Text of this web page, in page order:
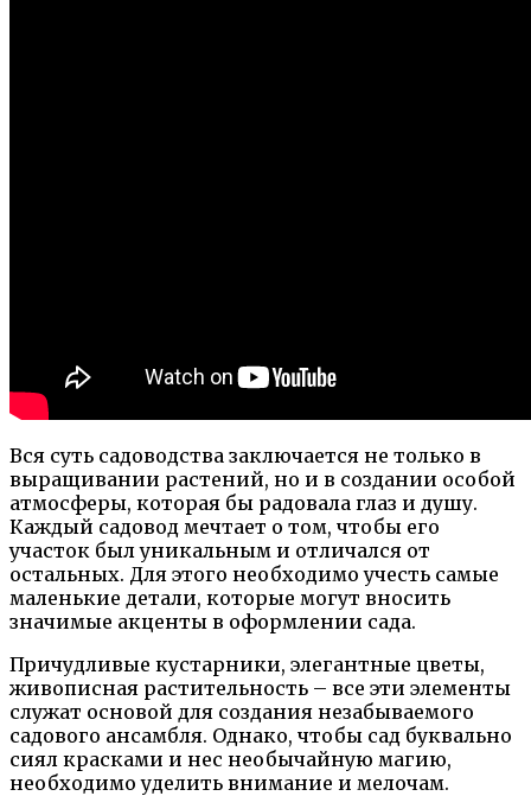
Вся суть садоводства заключается не только в
выращивании растений, но и в создании особой
атмосферы, которая бы радовала глаз и душу.
Каждый садовод мечтает о том, чтобы его
участок был уникальным и отличался от
остальных. Для этого необходимо учесть самые
маленькие детали, которые могут вносить
значимые акценты в оформлении сада.
Причудливые кустарники, элегантные цветы,
живописная растительность – все эти элементы
служат основой для создания незабываемого
садового ансамбля. Однако, чтобы сад буквально
сиял красками и нес необычайную магию,
необходимо уделить внимание и мелочам.